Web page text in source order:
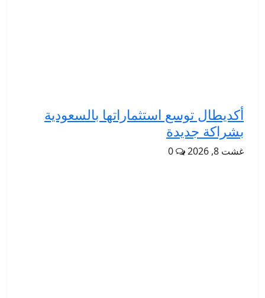
أكديطال توسع استثماراتها بالسعودية
بشراكة جديدة
غشت 8, 2026 0